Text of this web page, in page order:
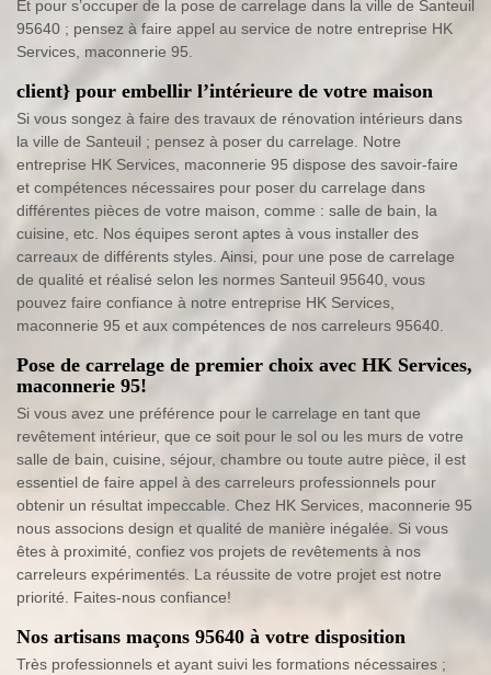
Et pour s’occuper de la pose de carrelage dans la ville de Santeuil
95640 ; pensez à faire appel au service de notre entreprise HK
Services, maconnerie 95.
client} pour embellir l’intérieure de votre maison
Si vous songez à faire des travaux de rénovation intérieurs dans
la ville de Santeuil ; pensez à poser du carrelage. Notre
entreprise HK Services, maconnerie 95 dispose des savoir-faire
et compétences nécessaires pour poser du carrelage dans
différentes pièces de votre maison, comme : salle de bain, la
cuisine, etc. Nos équipes seront aptes à vous installer des
carreaux de différents styles. Ainsi, pour une pose de carrelage
de qualité et réalisé selon les normes Santeuil 95640, vous
pouvez faire confiance à notre entreprise HK Services,
maconnerie 95 et aux compétences de nos carreleurs 95640.
Pose de carrelage de premier choix avec HK Services,
maconnerie 95!
Si vous avez une préférence pour le carrelage en tant que
revêtement intérieur, que ce soit pour le sol ou les murs de votre
salle de bain, cuisine, séjour, chambre ou toute autre pièce, il est
essentiel de faire appel à des carreleurs professionnels pour
obtenir un résultat impeccable. Chez HK Services, maconnerie 95
nous associons design et qualité de manière inégalée. Si vous
êtes à proximité, confiez vos projets de revêtements à nos
carreleurs expérimentés. La réussite de votre projet est notre
priorité. Faites-nous confiance!
Nos artisans maçons 95640 à votre disposition
Très professionnels et ayant suivi les formations nécessaires ;